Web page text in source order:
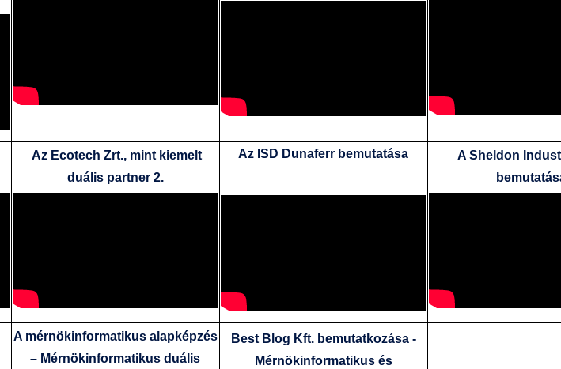
Az Ecotech Zrt., mint kiemelt
duális partner 2.
Az ISD Dunaferr bemutatása
A Sheldon
A mérnökinformatikus alapképzés
– Mérnökinformatikus duális
Best Blog Kft. bemutatkozása -
Mérnökinformatikus és